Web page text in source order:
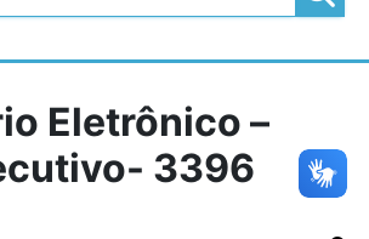
fonte
Eletrônico –
3396